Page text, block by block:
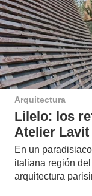
Arquitectura
Lilelo: los
Atelier Lavit
En un
italiana región
arquitectura